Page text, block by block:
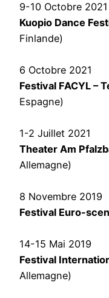
9-10 Octobre 2021
Kuopio Dance
Finlande)
6 Octobre 2021
Festival FACYL –
Espagne)
1-2 Juillet 2021
Theater Am
Allemagne)
8 Novembre 2019
Festival Euro-
14-15 Mai 2019
Festival
Allemagne)